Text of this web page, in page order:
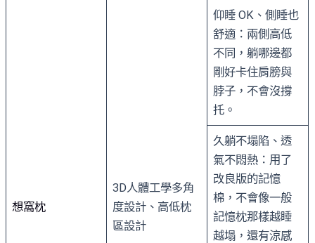
想窩枕
3D人體工學多角
度設計、高低枕
區設計
仰睡 OK、側睡也
舒適：兩側高低
不同，躺哪邊都
剛好卡住肩膀與
脖子，不會沒撐
托。
久躺不塌陷、透
氣不悶熱：用了
改良版的記憶
棉，不會像一般
記憶枕那樣越睡
越塌，還有涼感